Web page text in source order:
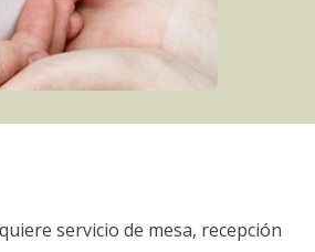
servicio de mesa, recepción